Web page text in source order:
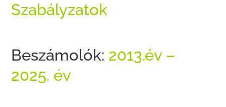
Szabályzatok
Beszámolók: 2013.év –
2025. év